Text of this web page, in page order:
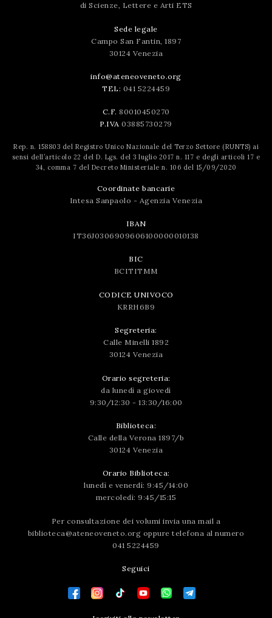
di Scienze, Lettere e Arti ETS
Sede legale
Campo San Fantin, 1897
30124 Venezia
info@ateneoveneto.org
TEL: 041 5224459
C.F. 80010450270
P.IVA 03885730279
Rep. n. 158803 del Registro Unico Nazionale del Terzo Settore (RUNTS) ai
sensi dell’articolo 22 del D. Lgs. del 3 luglio 2017 n. 117 e degli articoli 17 e
34, comma 7 del Decreto Ministeriale n. 106 del 15/09/2020
Coordinate bancarie
Intesa Sanpaolo - Agenzia Venezia
IBAN
IT36J0306909606100000010138
BIC
BCITITMM
CODICE UNIVOCO
KRRH6B9
Segreteria:
Calle Minelli 1892
30124 Venezia
Orario segreteria:
da lunedì a giovedì
9:30/12:30 - 13:30/16:00
Biblioteca:
Calle della Verona 1897/b
30124 Venezia
Orario Biblioteca:
lunedì e venerdì: 9:45/14:00
mercoledì: 9:45/15:15
Per consultazione dei volumi invia una mail a
biblioteca@ateneoveneto.org oppure telefona al numero
041 5224459
Seguici